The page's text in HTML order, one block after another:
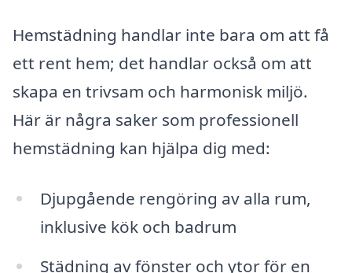
Hemstädning handlar inte bara om att få
ett rent hem; det handlar också om att
skapa en trivsam och harmonisk miljö.
Här är några saker som professionell
hemstädning kan hjälpa dig med:
Djupgående rengöring av alla rum,
inklusive kök och badrum
Städning av fönster och ytor för en